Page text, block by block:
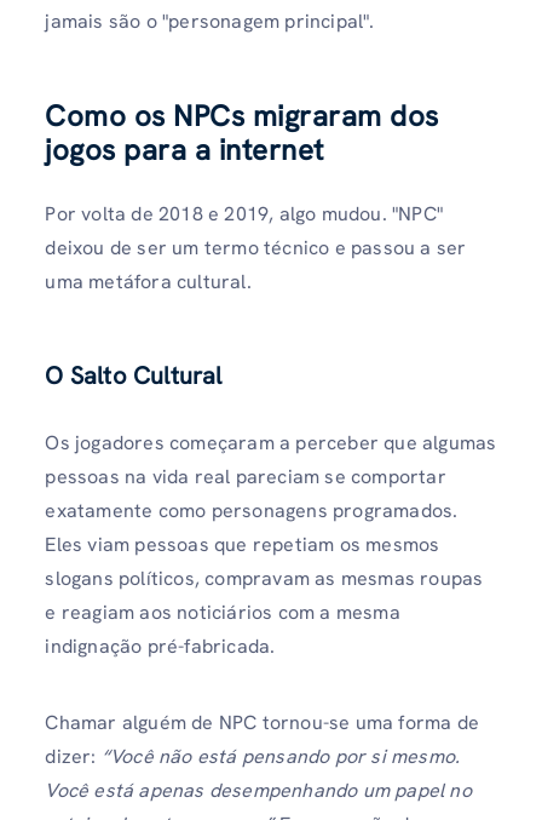
jamais são o "personagem principal".
Como os NPCs migraram dos
jogos para a internet
Por volta de 2018 e 2019, algo mudou. "NPC"
deixou de ser um termo técnico e passou a ser
uma metáfora cultural.
O Salto Cultural
Os jogadores começaram a perceber que algumas
pessoas na vida real pareciam se comportar
exatamente como personagens programados.
Eles viam pessoas que repetiam os mesmos
slogans políticos, compravam as mesmas roupas
e reagiam aos noticiários com a mesma
indignação pré-fabricada.
Chamar alguém de NPC tornou-se uma forma de
dizer: “Você não está pensando por si mesmo.
Você está apenas desempenhando um papel no